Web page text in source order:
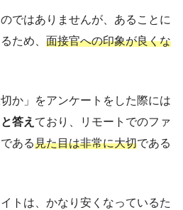
ではありませんが、あることに
ため、 面接官への印象が良くな
か」をアンケートをした際には
答え ており、リモートでのファ
ある見た目は非常に大切である
トは、かなり安くなっているた